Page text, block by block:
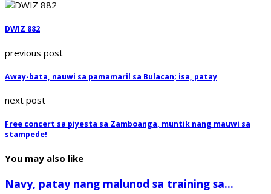
DWIZ 882
previous post
Away-bata, nauwi sa pamamaril sa Bulacan; isa, patay
next post
Free concert sa piyesta sa Zamboanga, muntik nang mauwi sa
stampede!
You may also like
Navy, patay nang malunod sa training sa...